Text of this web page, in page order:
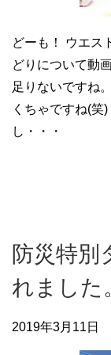
どーも！ ウエス
どりについて動
足りないですね
くちゃですね(笑
し・・・
防災特別
れました
2019年3月11日